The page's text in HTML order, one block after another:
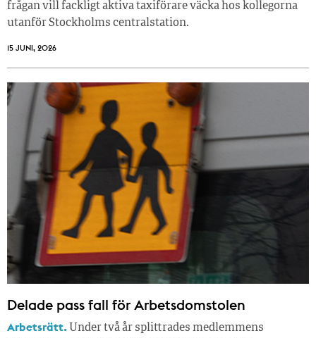
frågan vill fackligt aktiva taxiförare väcka hos kollegorna
utanför Stockholms centralstation.
15 JUNI, 2026
Delade pass fall för Arbetsdomstolen
Arbetsrätt. Under två år splittrades medlemmens